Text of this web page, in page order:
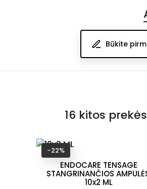
Būkite
16 kitos
ENDOCARE TENSAGE
STANGRINANČIOS
10x2 ML
−22%